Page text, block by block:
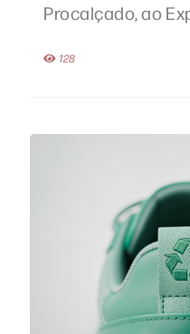
Procalçado, ao
128